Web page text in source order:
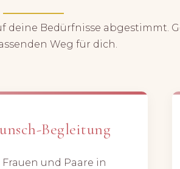
deine Bedürfnisse abgestimmt.
Weg für dich.
Begleitung
und Paare in